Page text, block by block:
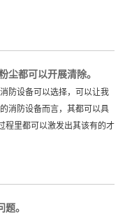
尘都可以开展清除。
设备可以选择，可以让我
消防设备而言，其都可以具
程里都可以激发出其该有的才
。